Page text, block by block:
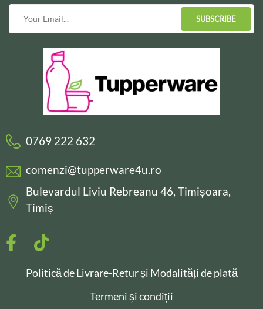
SUBSCRIBE
0769 222 632
comenzi@tupperware4u.ro
Bulevardul Liviu Rebreanu 46, Timișoara,
Timiș
Politică de Livrare-Retur și Modalități de plată
Termeni și condiții